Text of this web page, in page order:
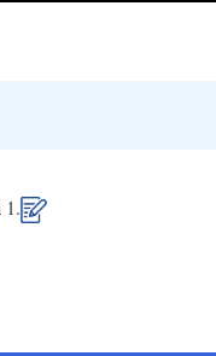
1.